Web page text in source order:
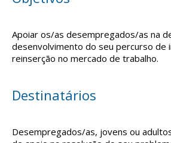
Apoiar os/as desempregados/as na
desenvolvimento do seu percurso de
reinserção no mercado de trabalho.
Destinatários
Desempregados/as, jovens ou